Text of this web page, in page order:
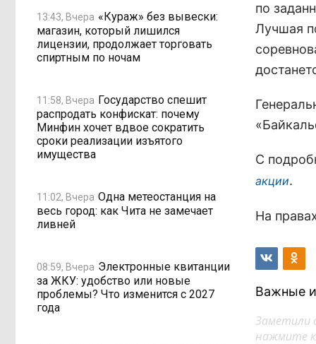
13:43, Вчера «Кураж» без вывески:
магазин, который лишился
лицензии, продолжает торговать
спиртным по ночам
11:58, Вчера Государство спешит
распродать конфискат: почему
Минфин хочет вдвое сократить
сроки реализации изъятого
имущества
11:02, Вчера Одна метеостанция на
весь город: как Чита не замечает
ливней
08:59, Вчера Электронные квитанции
за ЖКУ: удобство или новые
проблемы? Что изменится с 2027
года
по
Лучшая
С
акции.
На
Важные
Заметили
нажмите